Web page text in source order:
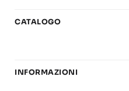
CATALOGO
Chitarra
INFORMAZIONI